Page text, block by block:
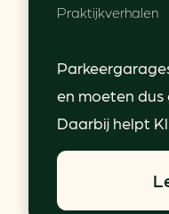
Praktijkverhalen
en moeten dus
Daarbij helpt